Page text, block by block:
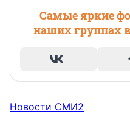
Самые яркие
наших группах
Новости СМИ2